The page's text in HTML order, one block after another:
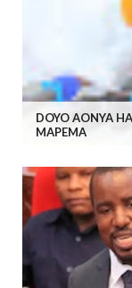
DOYO AONYA
MAPEMA